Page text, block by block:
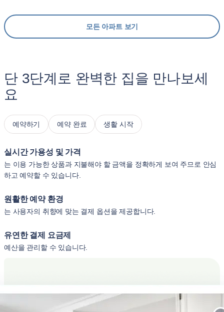
모든 아파트 보기
단 3단계로 완벽한 집을 만나보세
요
예약하기 예약 완료 생활 시작
실시간 가용성 및 가격
는 이용 가능한 상품과 지불해야 할 금액을 정확하게 보여 주므로 안심
하고 예약할 수 있습니다.
원활한 예약 환경
는 사용자의 취향에 맞는 결제 옵션을 제공합니다.
유연한 결제 요금제
예산을 관리할 수 있습니다.